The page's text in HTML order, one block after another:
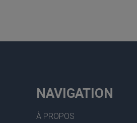
NAVIGATION
À PROPOS